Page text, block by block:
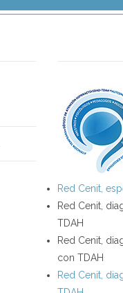
Red Cenit,
Red Cenit,
TDAH
Red Cenit,
con TDAH
Red Cenit,